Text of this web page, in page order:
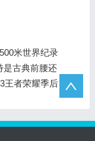
米世界纪录
是古典前腰还
王者荣耀季后